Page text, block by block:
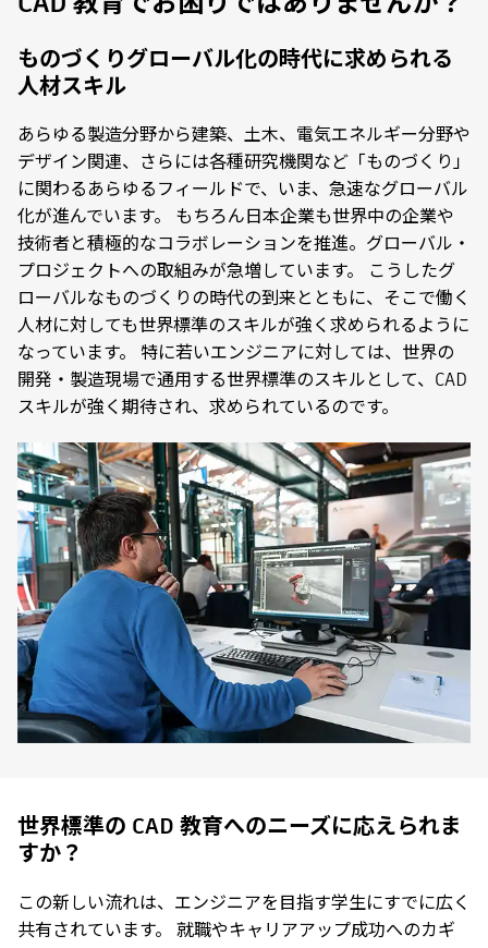
ものづくりグローバル化の時代に求められる
人材スキル
あらゆる製造分野から建築、土木、電気エネルギー分野や
デザイン関連、さらには各種研究機関など「ものづくり」
に関わるあらゆるフィールドで、いま、急速なグローバル
化が進んでいます。 もちろん日本企業も世界中の企業や
技術者と積極的なコラボレーションを推進。グローバル・
プロジェクトへの取組みが急増しています。 こうしたグ
ローバルなものづくりの時代の到来とともに、そこで働く
人材に対しても世界標準のスキルが強く求められるように
なっています。 特に若いエンジニアに対しては、世界の
開発・製造現場で通用する世界標準のスキルとして、CAD
スキルが強く期待され、求められているのです。
世界標準の CAD 教育へのニーズに応えられま
すか？
この新しい流れは、エンジニアを目指す学生にすでに広く
共有されています。 就職やキャリアアップ成功へのカギ